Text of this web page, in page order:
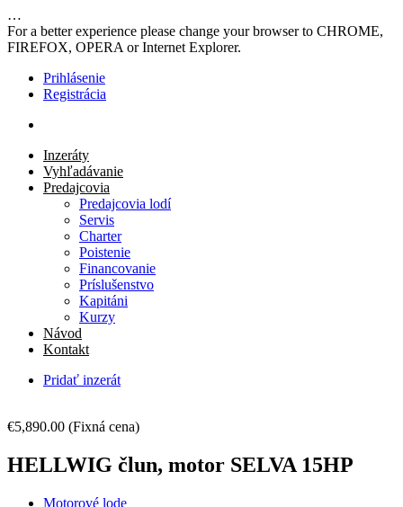
…
For a better experience please change your browser to CHROME,
FIREFOX, OPERA or Internet Explorer.
Prihlásenie
Registrácia
Inzeráty
Vyhľadávanie
Predajcovia
Predajcovia lodí
Servis
Charter
Poistenie
Financovanie
Príslušenstvo
Kapitáni
Kurzy
Návod
Kontakt
Pridať inzerát
€5,890.00 (Fixná cena)
HELLWIG člun, motor SELVA 15HP
Motorové lode